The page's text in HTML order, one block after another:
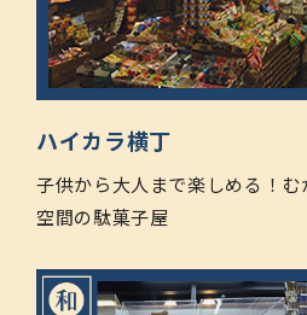
ハイカラ横丁
子供から大人まで楽しめる！
空間の駄菓子屋